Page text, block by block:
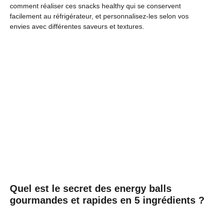
comment réaliser ces snacks healthy qui se conservent
facilement au réfrigérateur, et personnalisez-les selon vos
envies avec différentes saveurs et textures.
Quel est le secret des energy balls
gourmandes et rapides en 5 ingrédients ?